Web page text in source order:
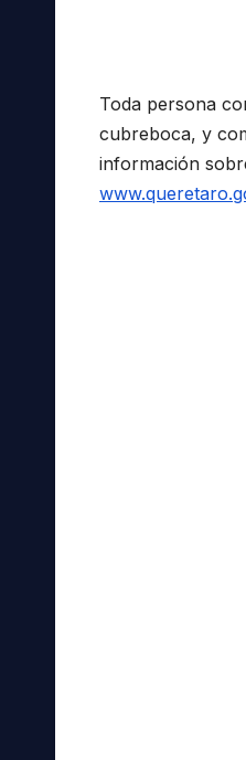
Toda persona
cubreboca, y
información